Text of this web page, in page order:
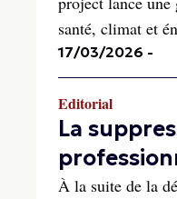
santé, climat et
17/03/2026 -
Editorial
La
À la suite de la